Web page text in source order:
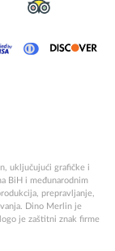
uključujući grafičke i
BiH i međunarodnim
prepravljanje,
Dino Merlin je
je zaštitni znak firme